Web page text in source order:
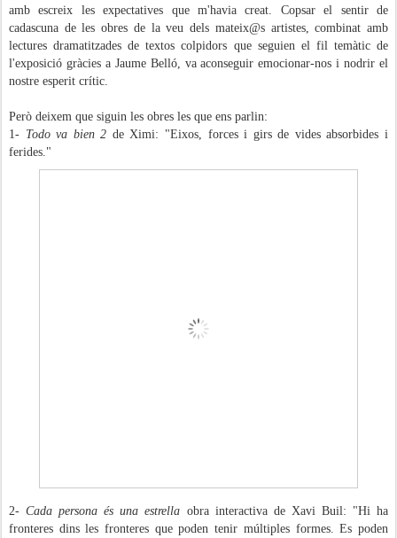
amb escreix les expectatives que m'havia creat. Copsar el sentir de
cadascuna de les obres de la veu dels mateix@s artistes, combinat amb
lectures dramatitzades de textos colpidors que seguien el fil temàtic de
l'exposició gràcies a Jaume Belló, va aconseguir emocionar-nos i nodrir el
nostre esperit crític.
Però deixem que siguin les obres les que ens parlin:
1- Todo va bien 2 de Ximi: "Eixos, forces i girs de vides absorbides i
ferides."
2-Cada persona és una estrella obra interactiva de Xavi Buil: "Hi ha
fronteres dins les fronteres que poden tenir múltiples formes. Es poden